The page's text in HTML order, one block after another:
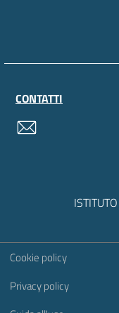
CONTATTI
Sezione Link
Cookie policy
Privacy policy